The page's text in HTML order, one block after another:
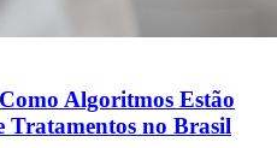
Algoritmos Estão
Tratamentos no Brasil